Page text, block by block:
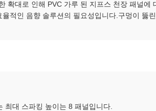
확대로 인해 PVC 가루 된 지프스 천장 패널에
적인 음향 솔루션의 필요성입니다.구멍이 뚫
최대 스파킹 높이는 8 패널입니다.